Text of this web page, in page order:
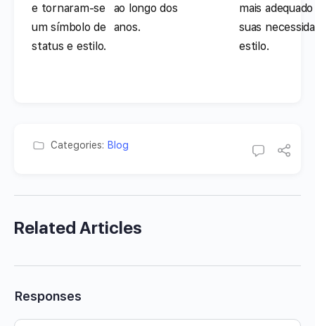
e tornaram-se
um símbolo de
status e estilo.
ao longo dos
anos.
mais
suas
estilo.
Categories: Blog
Related Articles
Responses